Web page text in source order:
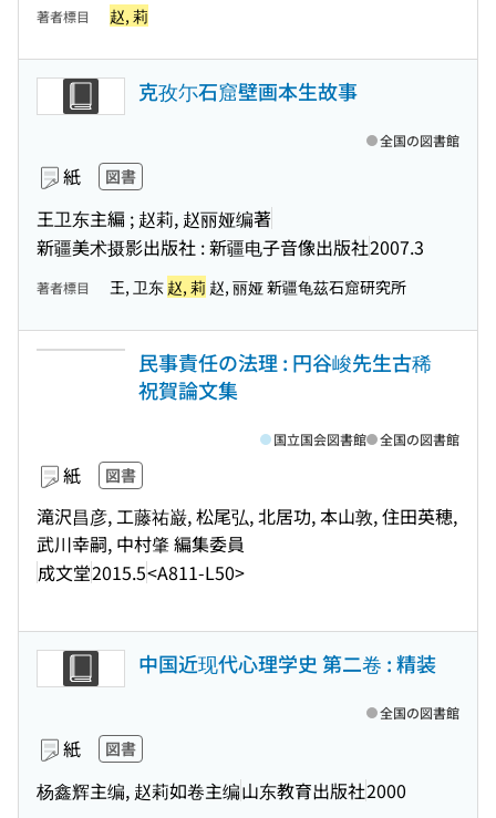
著者標目 赵, 莉
克孜尓石窟壁画本生故事
紙 図書
王卫东主編 ; 赵莉, 赵丽娅编著
新疆美术摄影出版社 : 新疆电子音像出版社2007.3
全国の図書館
著者標目 王, 卫东 赵, 莉 赵, 丽娅 新疆龟茲石窟研究所
民事責任の法理 : 円谷峻先生古稀
祝賀論文集
紙 図書
滝沢昌彦, 工藤祐巌, 松尾弘, 北居功, 本山敦, 住田英穂,
武川幸嗣, 中村肇 編集委員
成文堂2015.5<A811-L50>
国立国会図書館 全国の図書館
中国近现代心理学史 第二卷 : 精装
紙 図書
杨鑫辉主编, 赵莉如卷主编山东教育出版社2000
全国の図書館